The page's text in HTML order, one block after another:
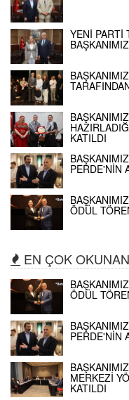
YENİ PARTİ
KATILDI
PERDE'NİN
ÖDÜL
EN ÇOK
ÖDÜL
PERDE'NİN
MERKEZİ
KATILDI